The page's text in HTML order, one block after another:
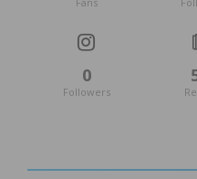
0
Followers